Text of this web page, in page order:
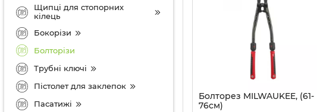
Щипці для стопорних
кілець
Бокорізи
Болторізи
Трубні ключі
Пістолет для заклепок
Пасатижі
Болторез MILWAUKEE, (61-
76см)